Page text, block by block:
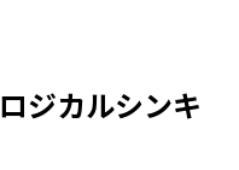
ジカルシンキ